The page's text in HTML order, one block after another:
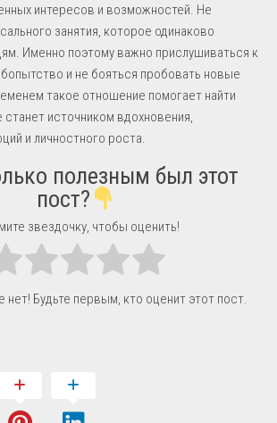
интересов и возможностей. Не
занятия, которое одинаково
Именно поэтому важно прислушиваться к
и не бояться пробовать новые
такое отношение помогает найти
источником вдохновения,
и личностного роста.
полезным был этот
пост?
звездочку, чтобы оценить!
нет! Будьте первым, кто оценит этот пост.